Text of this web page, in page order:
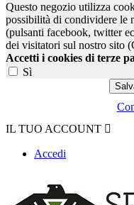
Questo negozio utilizza
possibilità di condividere le
(pulsanti facebook, twitter
dei visitatori sul nostro sito
Accetti i cookies di terze
Sì
IL TUO ACCOUNT 
Accedi